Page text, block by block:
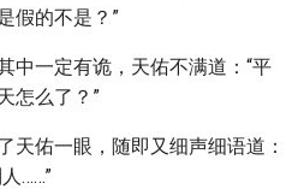
假的不是？”
中一定有诡，天佑不满道：“平
怎么了？”
天佑一眼，随即又细声细语道：
……”